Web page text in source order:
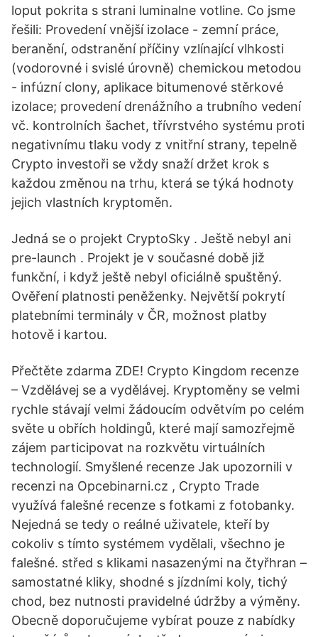
loput pokrita s strani luminalne votline. Co jsme
řešili: Provedení vnější izolace - zemní práce,
beranění, odstranění příčiny vzlínající vlhkosti
(vodorovné i svislé úrovně) chemickou metodou
- infúzní clony, aplikace bitumenové stěrkové
izolace; provedení drenážního a trubního vedení
vč. kontrolních šachet, třívrstvého systému proti
negativnímu tlaku vody z vnitřní strany, tepelně
Crypto investoři se vždy snaží držet krok s
každou změnou na trhu, která se týká hodnoty
jejich vlastních kryptoměn.
Jedná se o projekt CryptoSky . Ještě nebyl ani
pre-launch . Projekt je v současné době již
funkční, i když ještě nebyl oficiálně spuštěný.
Ověření platnosti peněženky. Největší pokrytí
platebními terminály v ČR, možnost platby
hotově i kartou.
Přečtěte zdarma ZDE! Crypto Kingdom recenze
– Vzdělávej se a vydělávej. Kryptoměny se velmi
rychle stávají velmi žádoucím odvětvím po celém
světe u obřích holdingů, které mají samozřejmě
zájem participovat na rozkvětu virtuálních
technologií. Smyšlené recenze Jak upozornili v
recenzi na Opcebinarni.cz , Crypto Trade
využívá falešné recenze s fotkami z fotobanky.
Nejedná se tedy o reálné uživatele, kteří by
cokoliv s tímto systémem vydělali, všechno je
falešné. střed s klikami nasazenými na čtyřhran –
samostatné kliky, shodné s jízdními koly, tichý
chod, bez nutnosti pravidelné údržby a výměny.
Obecně doporučujeme vybírat pouze z nabídky